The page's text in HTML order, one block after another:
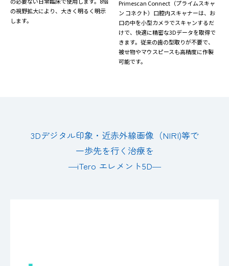
の視野拡大により、大きく明るく明示
します。
Primescan Connect（プライムスキャ
ン コネクト）口腔内スキャナーは、お
口の中を小型カメラでスキャンするだ
けで、快適に精密な3Dデータを取得で
きます。従来の歯の型取りが不要で、
被せ物やマウスピースも高精度に作製
可能です。
3Dデジタル印象・近赤外線画像（NIRI)等で
一歩先を行く治療を
―iTero エレメント5D―